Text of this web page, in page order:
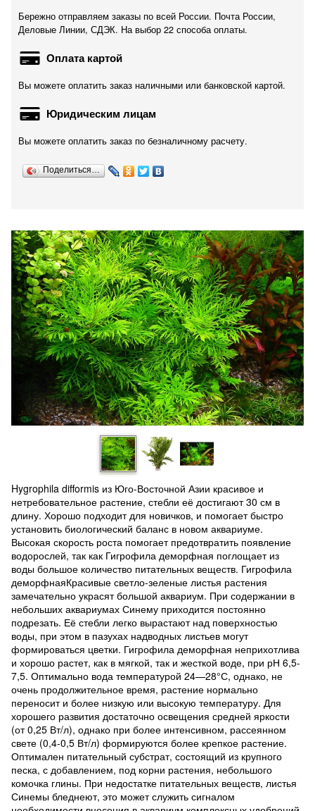
Бережно отправляем заказы по всей России. Почта России,
Деловые Линии, СДЭК. На выбор 22 способа оплаты.
Оплата картой
Вы можете оплатить заказ наличными или банковской картой.
Юридическим лицам
Вы можете оплатить заказ по безналичному расчету.
Поделиться…
Hygrophila difformis из Юго-Восточной Азии красивое и
нетребовательное растение, стебли её достигают 30 см в
длину. Хорошо подходит для новичков, и помогает быстро
установить биологический баланс в новом аквариуме.
Высокая скорость роста помогает предотвратить появление
водорослей, так как Гигрофила деморфная поглощает из
воды большое количество питательных веществ. Гигрофила
деморфнаяКрасивые светло-зеленые листья растения
замечательно украсят большой аквариум. При содержании в
небольших аквариумах Синему приходится постоянно
подрезать. Её стебли легко вырастают над поверхностью
воды, при этом в пазухах надводных листьев могут
формироваться цветки. Гигрофила деморфная неприхотлива
и хорошо растет, как в мягкой, так и жесткой воде, при рН 6,5-
7,5. Оптимально вода температурой 24—28°С, однако, не
очень продолжительное время, растение нормально
переносит и более низкую или высокую температуру. Для
хорошего развития достаточно освещения средней яркости
(от 0,25 Вт/л), однако при более интенсивном, рассеянном
свете (0,4-0,5 Вт/л) формируются более крепкое растение.
Оптимален питательный субстрат, состоящий из крупного
песка, с добавлением, под корни растения, небольшого
комочка глины. При недостатке питательных веществ, листья
Синемы бледнеют, это может служить сигналом